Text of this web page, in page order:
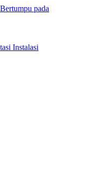
pada
Instalasi